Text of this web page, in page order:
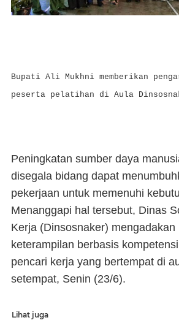
Bupati Ali Mukhni memberikan
peserta pelatihan di Aula
Peningkatan sumber daya
disegala bidang dapat
pekerjaan untuk memenuhi
Menanggapi hal tersebut, Dinas
Kerja (Dinsosnaker) mengadakan
keterampilan berbasis
pencari kerja yang bertempat di
setempat, Senin (23/6).
Lihat juga